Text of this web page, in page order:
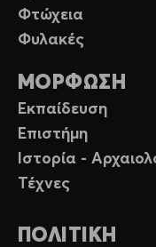
Φτώχεια
Φυλακές
ΜΟΡΦΩΣΗ
Εκπαίδευση
Επιστήμη
Ιστορία -
Τέχνες
ΠΟΛΙΤΙΚΗ